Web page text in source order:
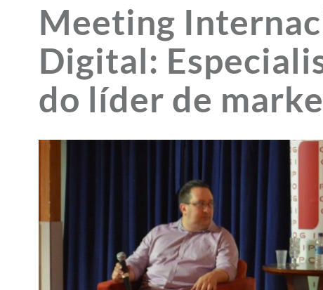
Meeting
Digital:
do líder de